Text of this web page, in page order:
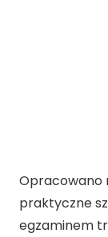
Opracowano
praktyczne
egzaminem